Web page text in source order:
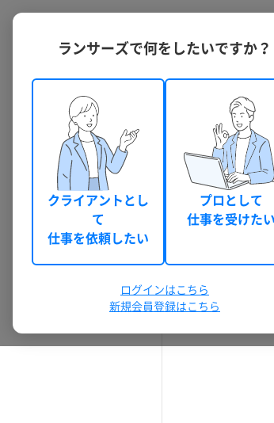
クラウドソーシング ラン
にいな
にいな
ランサーズで何をしたいですか？
クライアントとし
て
仕事を依頼したい
プロとして
仕事を受けたい
ログインはこちら
新規会員登録はこちら